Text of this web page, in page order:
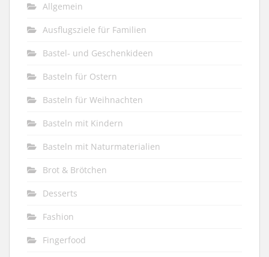
Allgemein
Ausflugsziele für Familien
Bastel- und Geschenkideen
Basteln für Ostern
Basteln für Weihnachten
Basteln mit Kindern
Basteln mit Naturmaterialien
Brot & Brötchen
Desserts
Fashion
Fingerfood